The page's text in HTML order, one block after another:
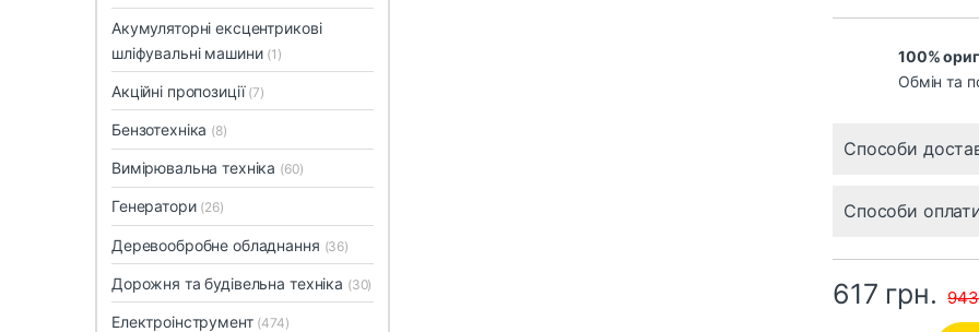
100%
Обмін та
Способи
Способи
617 грн.
Акумуляторні ексцентрикові
шліфувальні машини (1)
Акційні пропозиції (7)
Бензотехніка (8)
Вимірювальна техніка (60)
Генератори (26)
Деревообробне обладнання (36)
Дорожня та будівельна техніка (30)
Електроінструмент (474)